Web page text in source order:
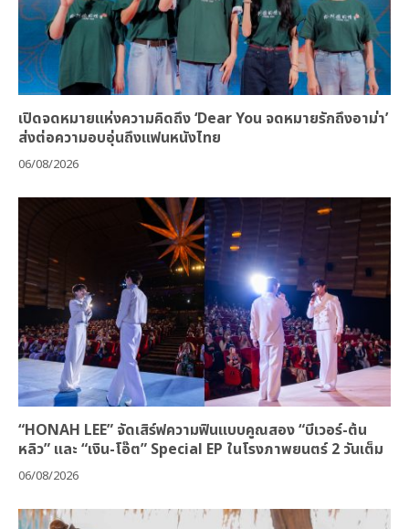
เปิดจดหมายแห่งความคิดถึง ‘Dear You จดหมายรักถึงอาม่า’
ส่งต่อความอบอุ่นถึงแฟนหนังไทย
06/08/2026
“HONAH LEE” จัดเสิร์ฟความฟินแบบคูณสอง “บีเวอร์-ต้น
หลิว” และ “เงิน-โอ๊ต” Special EP ในโรงภาพยนตร์ 2 วันเต็ม
06/08/2026